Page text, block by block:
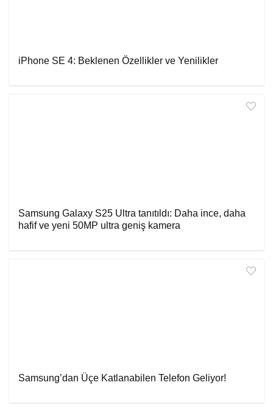
iPhone SE 4: Beklenen Özellikler ve Yenilikler
Samsung Galaxy S25 Ultra tanıtıldı: Daha ince, daha
hafif ve yeni 50MP ultra geniş kamera
Samsung’dan Üçe Katlanabilen Telefon Geliyor!